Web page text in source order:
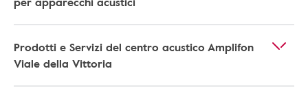
Prodotti e Servizi del centro acustico Amplifon
Viale della Vittoria